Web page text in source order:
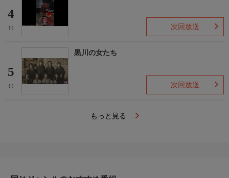
4
(-) 次回放送
5
(-)
黒川の女たち
次回放送
もっと見る